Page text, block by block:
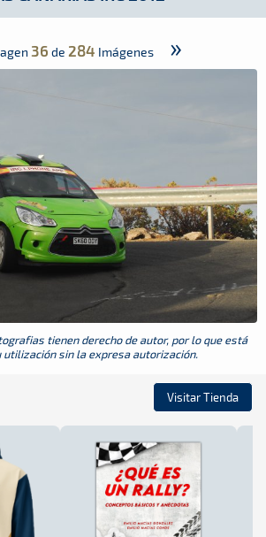
ARCHIVO
36 de 284 Imágenes »
tienen derecho de autor, por lo que está
utilización sin la expresa autorización.
Visitar Tienda